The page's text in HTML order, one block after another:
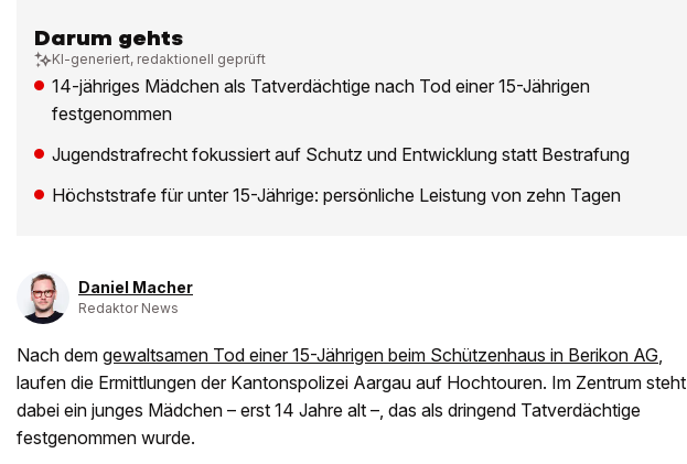
Darum gehts
KI-generiert, redaktionell geprüft
14-jähriges Mädchen als Tatverdächtige nach Tod einer 15-Jährigen
festgenommen
Jugendstrafrecht fokussiert auf Schutz und Entwicklung statt Bestrafung
Höchststrafe für unter 15-Jährige: persönliche Leistung von zehn Tagen
Daniel Macher
Redaktor News
Nach dem gewaltsamen Tod einer 15-Jährigen beim Schützenhaus in Berikon AG,
laufen die Ermittlungen der Kantonspolizei Aargau auf Hochtouren. Im Zentrum steht
dabei ein junges Mädchen – erst 14 Jahre alt –, das als dringend Tatverdächtige
festgenommen wurde.